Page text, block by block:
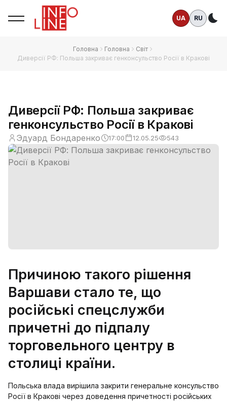
UA RU
Головна Головна
Світ
Диверсії РФ: Польша закриває генконсульство Росії в Кракові
Диверсії РФ: Польша закриває
генконсульство Росії в Кракові
Эдуард Бондаренко 17:00 12.05.25 543
Причиною такого рішення
Варшави стало те, що
російські спецслужби
причетні до підпалу
торговельного центру в
столиці країни.
Польська влада вирішила закрити генеральне консульство
Росії в Кракові через доведення причетності російських